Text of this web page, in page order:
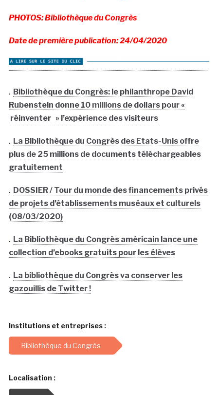
PHOTOS: Bibliothèque du Congrès
Date de première publication: 24/04/2020
. Bibliothèque du Congrès: le philanthrope David
Rubenstein donne 10 millions de dollars pour «
réinventer » l’expérience des visiteurs
. La Bibliothèque du Congrès des Etats-Unis offre
plus de 25 millions de documents téléchargeables
gratuitement
. DOSSIER / Tour du monde des financements privés
de projets d’établissements muséaux et culturels
(08/03/2020)
. La Bibliothèque du Congrès américain lance une
collection d’ebooks gratuits pour les élèves
. La bibliothèque du Congrès va conserver les
gazouillis de Twitter !
Institutions et entreprises :
Bibliothèque du Congrès
Localisation :